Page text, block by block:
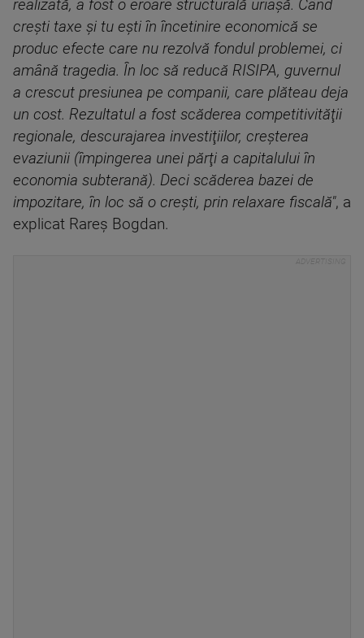
realizată, a fost o eroare structurală uriaşă. Când
creşti taxe şi tu eşti în încetinire economică se
produc efecte care nu rezolvă fondul problemei, ci
amână tragedia. În loc să reducă RISIPA, guvernul
a crescut presiunea pe companii, care plăteau deja
un cost. Rezultatul a fost scăderea competitivităţii
regionale, descurajarea investiţiilor, creşterea
evaziunii (împingerea unei părţi a capitalului în
economia subterană). Deci scăderea bazei de
impozitare, în loc să o creşti, prin relaxare fiscală", a
explicat Rareş Bogdan.